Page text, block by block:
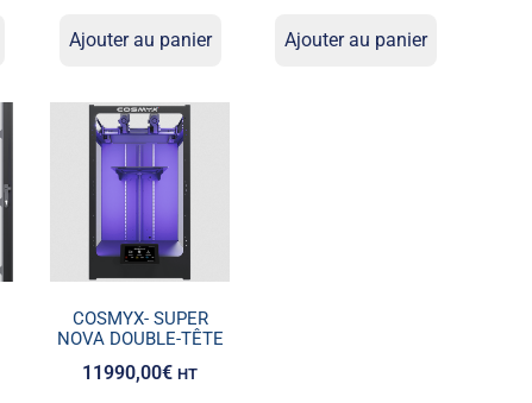
Ajouter au panier Ajouter au panier
COSMYX- SUPER
NOVA DOUBLE-TÊTE
11990,00€ HT